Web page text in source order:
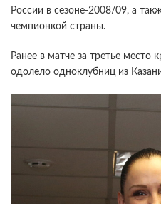
России в сезоне-2008/09, а
чемпионкой страны.
Ранее в матче за третье место
одолело одноклубниц из